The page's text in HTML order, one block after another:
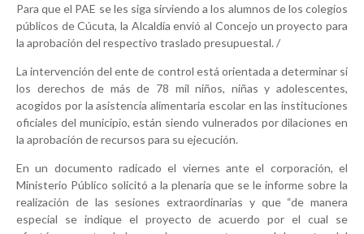
Para que el PAE se les siga sirviendo a los alumnos de los colegios
públicos de Cúcuta, la Alcaldía envió al Concejo un proyecto para
la aprobación del respectivo traslado presupuestal. /
La intervención del ente de control está orientada a determinar si
los derechos de más de 78 mil niños, niñas y adolescentes,
acogidos por la asistencia alimentaria escolar en las instituciones
oficiales del municipio, están siendo vulnerados por dilaciones en
la aprobación de recursos para su ejecución.
En un documento radicado el viernes ante el corporación, el
Ministerio Público solicitó a la plenaria que se le informe sobre la
realización de las sesiones extraordinarias y que “de manera
especial se indique el proyecto de acuerdo por el cual se